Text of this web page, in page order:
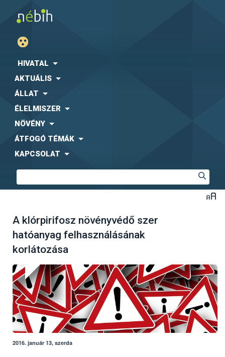
HIVATAL
AKTUÁLIS
ÁLLAT
ÉLELMISZER
NÖVÉNY
ÁTFOGÓ TÉMÁK
KAPCSOLAT
A klórpirifosz növényvédő szer
hatóanyag felhasználásának
korlátozása
2016. január 13, szerda